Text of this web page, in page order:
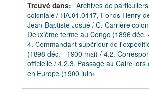
Trouvé dans: Archives de
coloniale / HA.01.0117, Fonds Henry
Jean-Baptiste Josué / C. Carrière
Deuxième terme au Congo (1896 déc.
4. Commandant supérieur de
(1898 déc. - 1900 mai) / 4.2.
officielle / 4.2.3. Passage au Caire lors
en Europe (1900 juin)